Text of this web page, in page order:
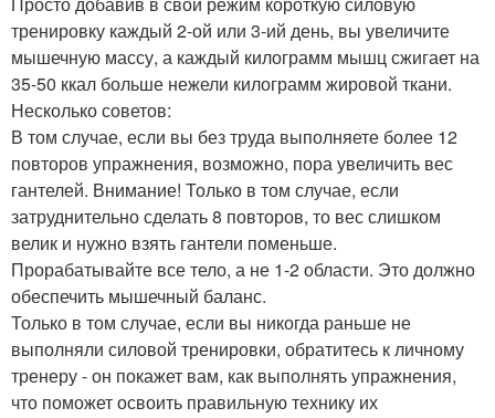
тренировку каждый 2-ой или 3-ий день, вы увеличите
мышечную массу, а каждый килограмм мышц сжигает на
35-50 ккал больше нежели килограмм жировой ткани.
Несколько советов:
В том случае, если вы без труда выполняете более 12
повторов упражнения, возможно, пора увеличить вес
гантелей. Внимание! Только в том случае, если
затруднительно сделать 8 повторов, то вес слишком
велик и нужно взять гантели поменьше.
Прорабатывайте все тело, а не 1-2 области. Это должно
обеспечить мышечный баланс.
Только в том случае, если вы никогда раньше не
выполняли силовой тренировки, обратитесь к личному
тренеру - он покажет вам, как выполнять упражнения,
что поможет освоить правильную технику их